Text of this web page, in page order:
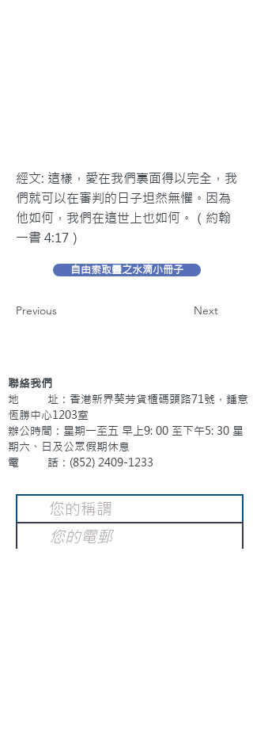
經文: 這樣，愛在我們裏面得以完全，我
們就可以在審判的日子坦然無懼。因為
他如何，我們在這世上也如何。（約翰
一書 4:17）
自由索取靈之水滴小冊子
Previous Next
聯絡我們
地 址：香港新界葵芳貨櫃碼頭路71號，鍾意
恆勝中心1203室
辦公時間：星期一至五 早上9: 00 至下午5: 30 星
期六、日及公眾假期休息
電 話：(852) 2409-1233